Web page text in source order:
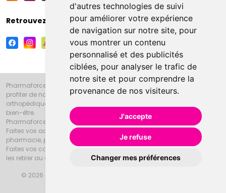
d'autres technologies de suivi
pour améliorer votre expérience
de navigation sur notre site, pour
vous montrer un contenu
personnalisé et des publicités
ciblées, pour analyser le trafic de
notre site et pour comprendre la
provenance de nos visiteurs.
J'accepte
Je refuse
Changer mes préférences
Retrouvez-nous sur vos réseaux sociaux
Pharmaforce.fr et la Grande Pharmacie d’Amiens vous souhaitent de
profiter de notre accueil, de nos conseils pharmaceutiques,
orthopédiques, homéopathiques, parapharmaceutiques, beauté et
bien-être.
Pharmaforce.fr est le site internet de la Grande Pharmacie d’Amiens.
Faites vos achats en ligne grâce à un choix de 20000 références en
pharmacie, parapharmacie, diététique et animaux (vétérinaire).
Faites vos courses de pharmacie et parapharmacie en ligne et venez
les retirer au drive ou vous les faire livrer à domicile.
© 2026 Grande Pharmacie d’Amiens